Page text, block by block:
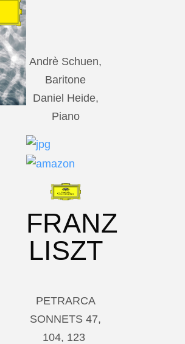
Andrè Schuen,
Baritone
Daniel Heide,
Piano
FRANZ
LISZT
PETRARCA
SONNETS 47,
104, 123